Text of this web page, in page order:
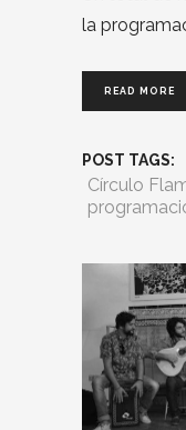
la
READ MORE
POST TAGS:
Círculo